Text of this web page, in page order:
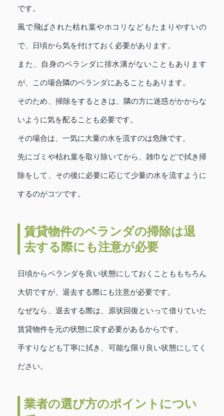
です。
風で飛ばされた枯れ葉やホコリなどもたまりやすいの
で、日頃から気を付けておく必要があります。
また、自身のベランダに排水溝がないこともあります
が、この場合隣のベランダにあることもあります。
そのため、掃除をするときは、隣の方に迷惑がかからな
いように気を配ることも必要です。
その場合は、一気に大量の水を流すのは危険です。
先にゴミや枯れ葉を取り除いてから、雑巾などで拭き掃
除をして、その後に必要に応じて少量の水を流すように
するのがコツです。
賃貸物件のベランダの掃除は退
去する際にも注意が必要
日頃からベランダを良い状態にしておくことももちろん
大切ですが、退去する際にも注意が必要です。
なぜなら、退去する際は、原状回復といって借りていた
賃貸物件を元の状態に戻す必要があるからです。
手すりなども丁寧に拭き、可能な限り良い状態にしてく
ださい。
業者の選び方のポイントについ